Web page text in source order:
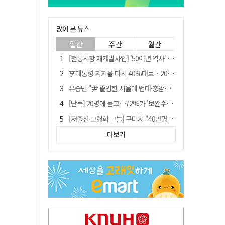
많이 본 뉴스
일간 주간 월간
[전통시장 재개발사업] '50여년 역사' 수성시장 자리에 25층 주상복합 들어선다
李대통령 지지율 다시 40%대로…20대는 18.8%p 급락
유승민 "尹 졸업한 서울대 법대·충암고도 없애야"…李 육사 통합 직격
[단독] 20명에 묻고…72%가 '보완수사권 폐지'?
[저출산·고령화 그늘] 구미시 "40만명 사수" 고령군 "3만명대 회복"
[전통시장 재개발사업] 신천시장 재개발, 준공 후에도 소송전
안동-사가에, "50년 우정 넘어 미래 50년 함께 연다"
[인사]경상북도
"김용민, 흑백논리로 세상 보는 듯" 검찰 내부서 지탄
더보기